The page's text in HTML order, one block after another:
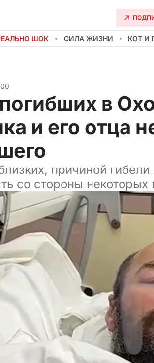
ШОК СИЛА ЖИЗНИ КОТ И
в
и его отца
причиной гибели
со стороны некоторых